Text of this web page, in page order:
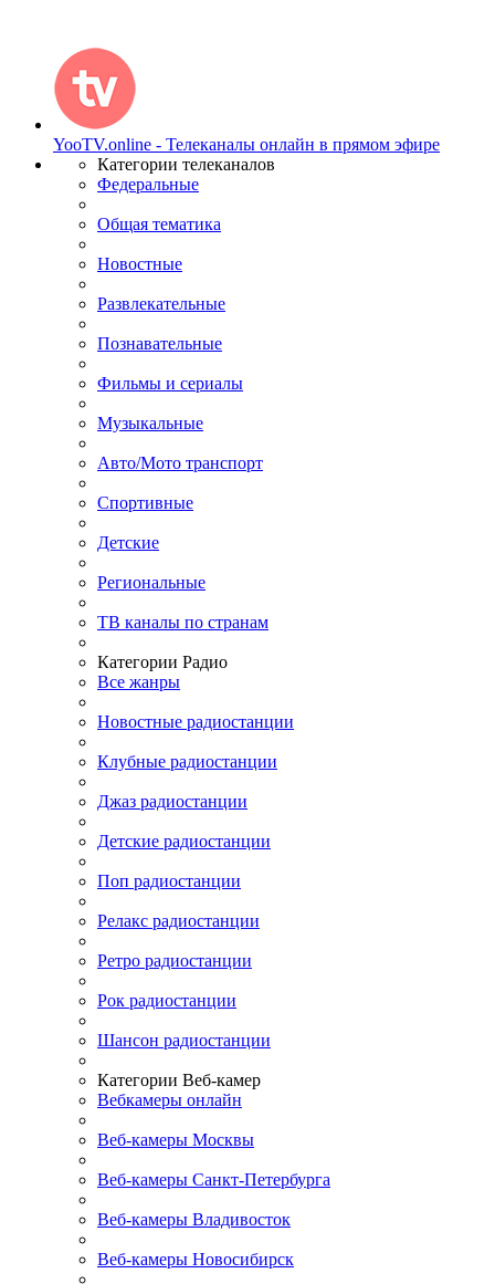
YooTV.online - Телеканалы онлайн в прямом эфире
Категории телеканалов
Федеральные
Общая тематика
Новостные
Развлекательные
Познавательные
Фильмы и сериалы
Музыкальные
Авто/Мото транспорт
Спортивные
Детские
Региональные
ТВ каналы по странам
Категории Радио
Все жанры
Новостные радиостанции
Клубные радиостанции
Джаз радиостанции
Детские радиостанции
Поп радиостанции
Релакс радиостанции
Ретро радиостанции
Рок радиостанции
Шансон радиостанции
Категории Веб-камер
Вебкамеры онлайн
Веб-камеры Москвы
Веб-камеры Санкт-Петербурга
Веб-камеры Владивосток
Веб-камеры Новосибирск